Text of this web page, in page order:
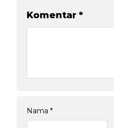
Komentar *
Nama *